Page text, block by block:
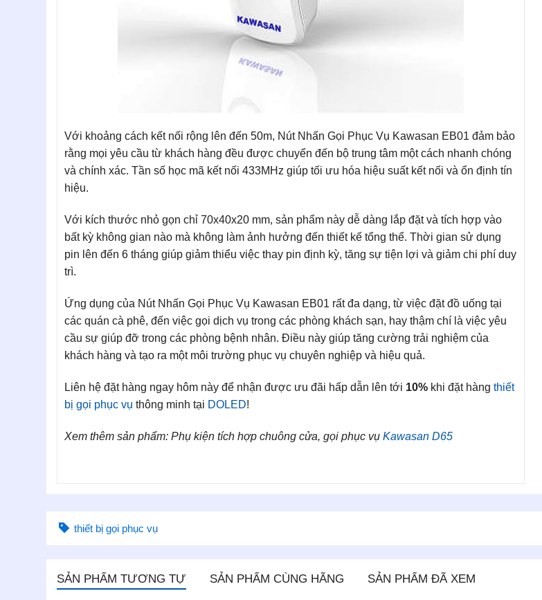
Với khoảng cách kết nối rộng lên đến 50m, Nút Nhấn Gọi Phục Vụ Kawasan EB01 đảm bảo
rằng mọi yêu cầu từ khách hàng đều được chuyển đến bộ trung tâm một cách nhanh chóng
và chính xác. Tần số học mã kết nối 433MHz giúp tối ưu hóa hiệu suất kết nối và ổn định tín
hiệu.
Với kích thước nhỏ gọn chỉ 70x40x20 mm, sản phẩm này dễ dàng lắp đặt và tích hợp vào
bất kỳ không gian nào mà không làm ảnh hưởng đến thiết kế tổng thể. Thời gian sử dụng
pin lên đến 6 tháng giúp giảm thiểu việc thay pin định kỳ, tăng sự tiện lợi và giảm chi phí duy
trì.
Ứng dụng của Nút Nhấn Gọi Phục Vụ Kawasan EB01 rất đa dạng, từ việc đặt đồ uống tại
các quán cà phê, đến việc gọi dịch vụ trong các phòng khách sạn, hay thậm chí là việc yêu
cầu sự giúp đỡ trong các phòng bệnh nhân. Điều này giúp tăng cường trải nghiệm của
khách hàng và tạo ra một môi trường phục vụ chuyên nghiệp và hiệu quả.
Liên hệ đặt hàng ngay hôm này để nhận được ưu đãi hấp dẫn lên tới 10% khi đặt hàng thiết
bị gọi phục vụ thông minh tại DOLED!
Xem thêm sản phẩm: Phụ kiện tích hợp chuông cửa, gọi phục vụ Kawasan D65
thiết bị gọi phục vụ
SẢN PHẨM TƯƠNG TỰ SẢN PHẨM CÙNG HÃNG SẢN PHẨM ĐÃ XEM